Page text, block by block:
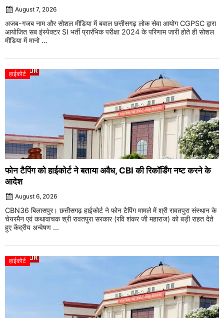
August 7, 2026
अजब-गजब नाम और सोशल मीडिया में बवाल छत्तीसगढ़ लोक सेवा आयोग CGPSC द्वारा
आयोजित सब इंस्पेक्टर SI भर्ती प्रारंभिक परीक्षा 2024 के परिणाम जारी होते ही सोशल
मीडिया में मानो ...
हाईकोर्ट
फोन टैपिंग को हाईकोर्ट ने बताया अवैध, CBI की रिकॉर्डिंग नष्ट करने के
आदेश
August 6, 2026
CBN36 बिलासपुर। छत्तीसगढ़ हाईकोर्ट ने फोन टैपिंग मामले में श्री रावतपुरा संस्थान के
चेयरमैन एवं कथावाचक श्री रावतपुरा सरकार (रवि शंकर जी महाराज) को बड़ी राहत देते
हुए केंद्रीय अन्वेषण ...
हाईकोर्ट